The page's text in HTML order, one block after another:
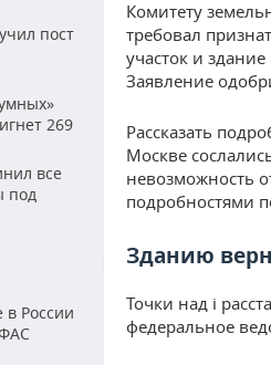
пост
269
все
под
в России
Комитету
требовал
участок и
Заявление
Рассказать
Москве
невозможность
подробностями
Зданию
Точки над i
федеральное